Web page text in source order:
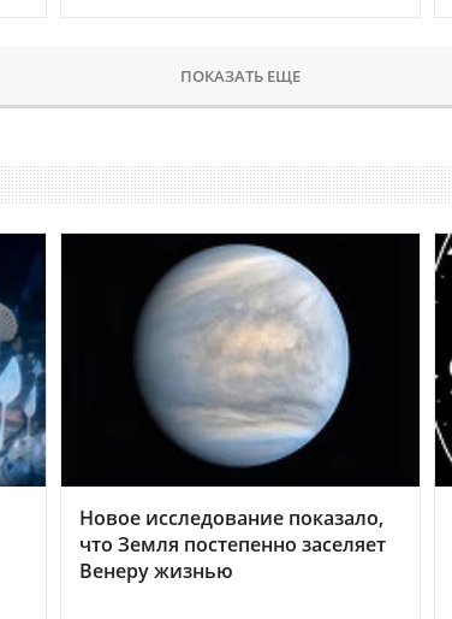
ПОКАЗАТЬ ЕЩЕ
Новое исследование показало,
что Земля постепенно заселяет
Венеру жизнью